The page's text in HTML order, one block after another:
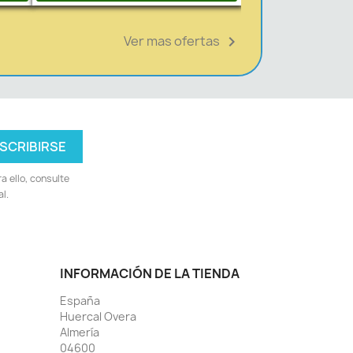
Ver mas ofertas 
ello, consulte
INFORMACIÓN DE LA TIENDA
España
Huercal Overa
Almería
04600